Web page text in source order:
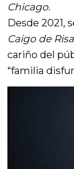
Chicago.
Desde 2021,
Caigo de Risa
cariño del
“familia